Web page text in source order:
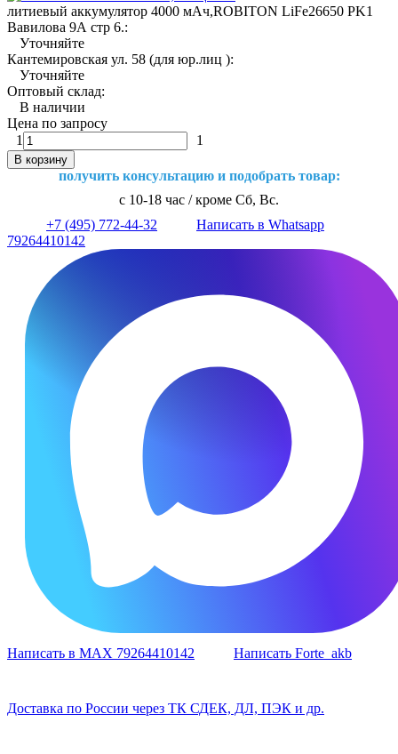
литиевый аккумулятор 4000 мАч,ROBITON LiFe26650 PK1
Вавилова 9А стр 6.:
Уточняйте
Кантемировская ул. 58 (для юр.лиц ):
Уточняйте
Оптовый склад:
В наличии
Цена по запросу
1
1
В корзину
получить консультацию и подобрать товар:
с 10-18 час / кроме Сб, Вс.
+7 (495) 772-44-32
Написать в Whatsapp
79264410142
Написать в MAX 79264410142 Написать Forte_akb
Доставка по России через ТК СДЕК, ДЛ, ПЭК и др.